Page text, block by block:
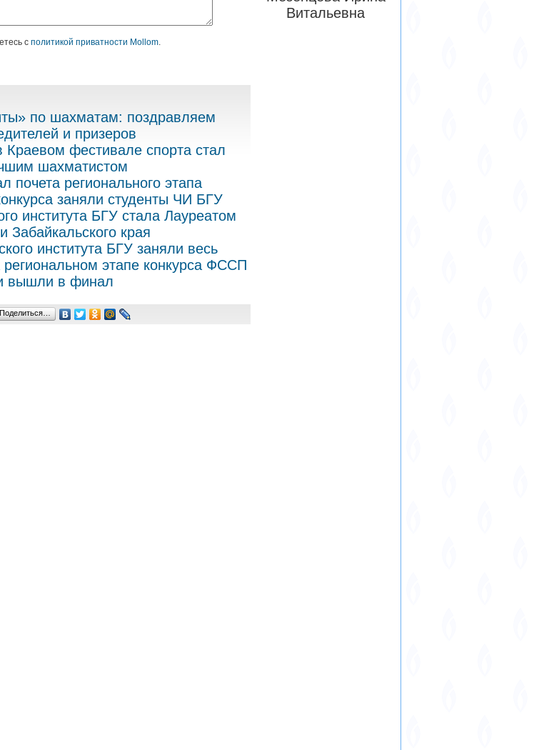
с политикой приватности Mollom
по шахматам: поздравляем
и призеров
фестивале спорта стал
шахматистом
почета регионального этапа
заняли студенты ЧИ БГУ
института БГУ стала Лауреатом
Забайкальского края
института БГУ заняли весь
региональном этапе конкурса ФССП
вышли в финал
Поделиться…
Витальевна